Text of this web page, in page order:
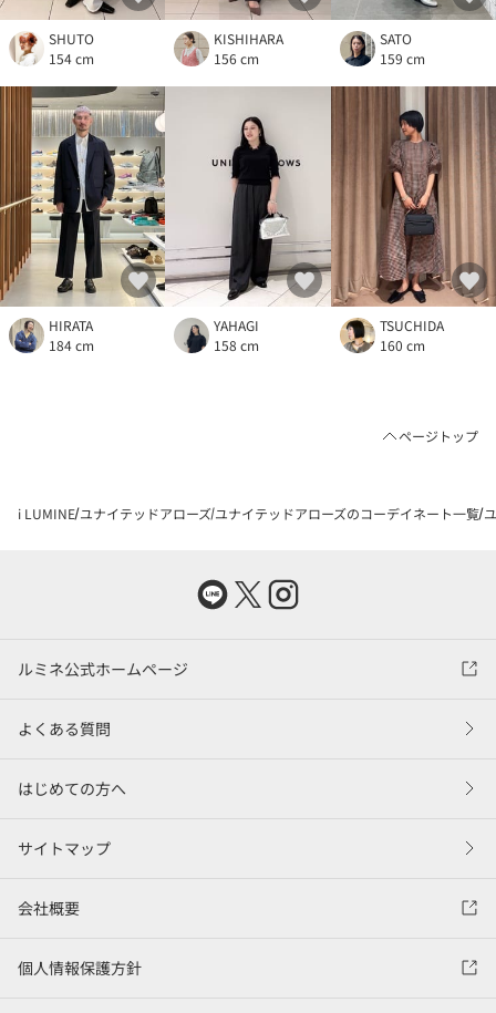
SHUTO
154 cm
KISHIHARA
156 cm
SATO
159 cm
HIRATA
184 cm
YAHAGI
158 cm
TSUCHIDA
160 cm
ページトップ
i LUMINE ユナイテッドアローズ ユナイテッドアローズのコーデイネート一覧
ルミネ公式ホームページ
よくある質問
はじめての方へ
サイトマップ
会社概要
個人情報保護方針